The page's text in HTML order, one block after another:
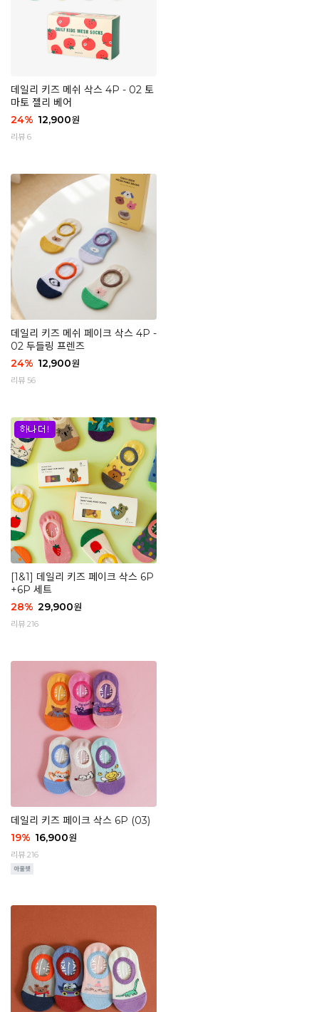
데일리 키즈 메쉬 삭스 4P - 02 토
마토 젤리 베어
24% 12,900원
리뷰 6
데일리 키즈 메쉬 페이크 삭스 4P -
02 두들링 프렌즈
24% 12,900원
리뷰 56
[1&1] 데일리 키즈 페이크 삭스 6P
+6P 세트
28% 29,900원
리뷰 216
데일리 키즈 페이크 삭스 6P (03)
19% 16,900원
리뷰 216